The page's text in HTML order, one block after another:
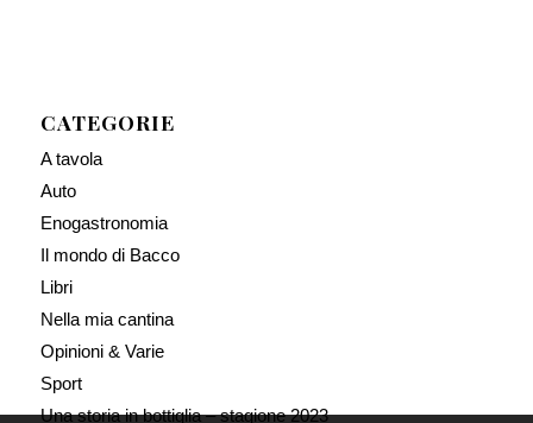
CATEGORIE
A tavola
Auto
Enogastronomia
Il mondo di Bacco
Libri
Nella mia cantina
Opinioni & Varie
Sport
Una storia in bottiglia – stagione 2023